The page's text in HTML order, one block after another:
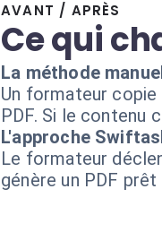
AVANT / APRÈS
Ce qui
La méthode
Un formateur
PDF. Si le contenu
L'approche
Le formateur
génère un PDF